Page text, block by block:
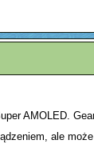
AMOLED.
ale